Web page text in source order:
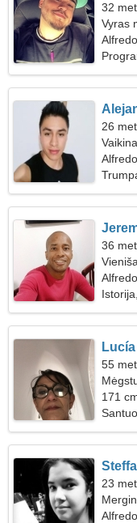
32
Vyras
26
36
Lucía
55
171
23